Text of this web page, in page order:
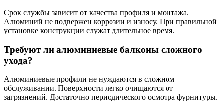
Срок службы зависит от качества профиля и монтажа.
Алюминий не подвержен коррозии и износу. При правильной
установке конструкции служат длительное время.
Требуют ли алюминиевые балконы сложного
ухода?
Алюминиевые профили не нуждаются в сложном
обслуживании. Поверхности легко очищаются от
загрязнений. Достаточно периодического осмотра фурнитуры.